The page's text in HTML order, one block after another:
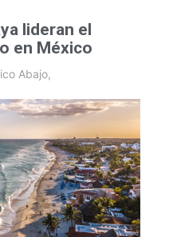
lideran el
en México
Abajo,